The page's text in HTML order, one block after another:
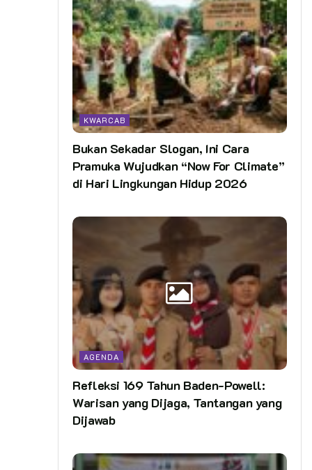
KWARCAB
Bukan Sekadar Slogan, Ini Cara
Pramuka Wujudkan “Now For Climate”
di Hari Lingkungan Hidup 2026
AGENDA
Refleksi 169 Tahun Baden-Powell:
Warisan yang Dijaga, Tantangan yang
Dijawab